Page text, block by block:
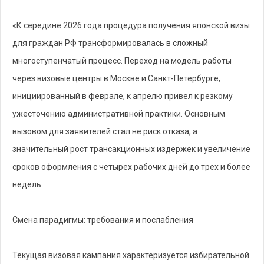
«К середине 2026 года процедура получения японской визы
для граждан РФ трансформировалась в сложный
многоступенчатый процесс. Переход на модель работы
через визовые центры в Москве и Санкт-Петербурге,
инициированный в феврале, к апрелю привел к резкому
ужесточению административной практики. Основным
вызовом для заявителей стал не риск отказа, а
значительный рост трансакционных издержек и увеличение
сроков оформления с четырех рабочих дней до трех и более
недель.
Смена парадигмы: требования и послабления
Текущая визовая кампания характеризуется избирательной